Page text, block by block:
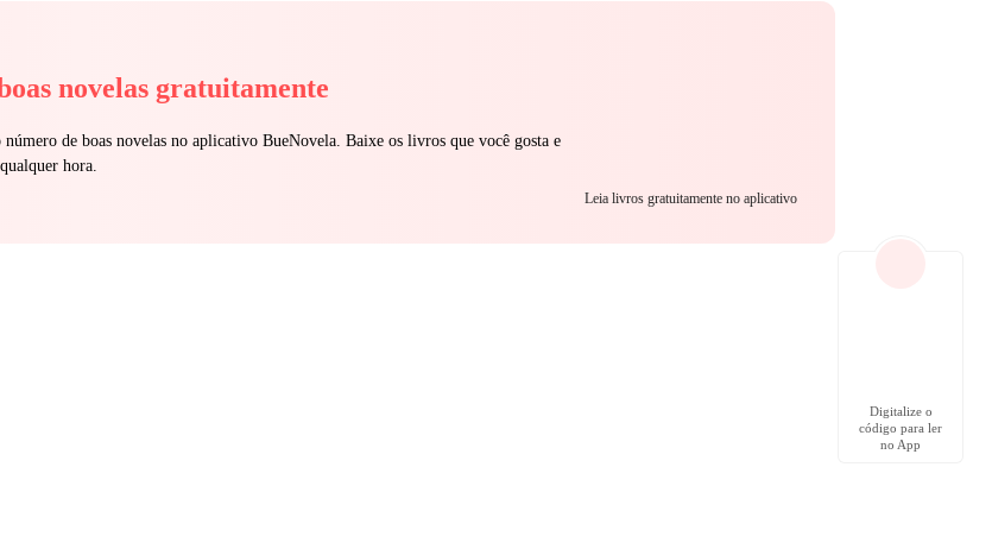
novelas gratuitamente
de boas novelas no aplicativo BueNovela. Baixe os livros que você gosta e
hora.
Leia livros gratuitamente no aplicativo
Digitalize o
código para ler
no App